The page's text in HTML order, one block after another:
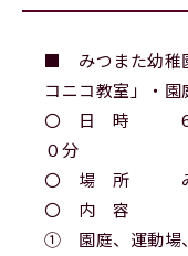
■ みつまた幼稚
コニコ教室」・園
〇 日 時 6月24
０分
〇 場 所 み
〇 内 容
① 園庭、運動場